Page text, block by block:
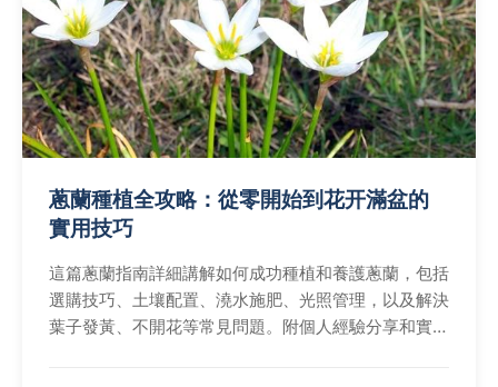
蔥蘭種植全攻略：從零開始到花开滿盆的
實用技巧
這篇蔥蘭指南詳細講解如何成功種植和養護蔥蘭，包括
選購技巧、土壤配置、澆水施肥、光照管理，以及解決
葉子發黃、不開花等常見問題。附個人經驗分享和實用